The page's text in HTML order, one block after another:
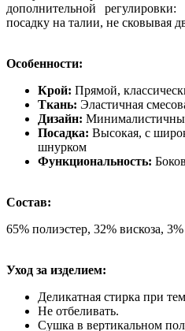
дополнительной
посадку на талии, не сковывая
Особенности:
Крой: Прямой,
Ткань: Эластичная
Дизайн:
Посадка: Высокая, с
шнурком
Функциональность:
Состав:
65% полиэстер, 32% вискоза,
Уход за изделием:
Деликатная стирка при
Не отбеливать.
Сушка в вертикальном